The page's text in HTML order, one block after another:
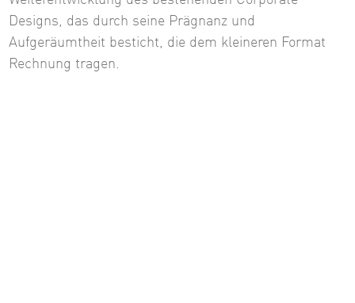
Designs, das durch seine Prägnanz und
Aufgeräumtheit besticht, die dem kleineren Format
Rechnung tragen.